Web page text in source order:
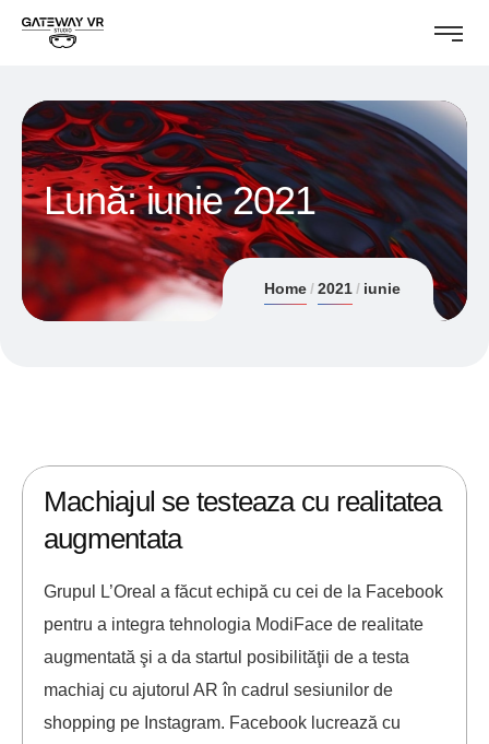
Lună:iunie 2021
Home 2021 iunie
Machiajul se testeaza cu realitatea
augmentata
Grupul L’Oreal a făcut echipă cu cei de la Facebook
pentru a integra tehnologia ModiFace de realitate
augmentată şi a da startul posibilităţii de a testa
machiaj cu ajutorul AR în cadrul sesiunilor de
shopping pe Instagram. Facebook lucrează cu